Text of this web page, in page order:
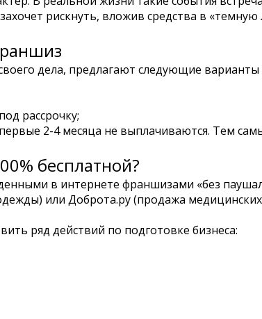
рискнуть, вложив средства в
дела, предлагают следующие
рассрочку;
2-4 месяца не выплачиваются. Тем
бесплатной?
в интернете франшизами «без
или Доброта.ру (продажа
ряд действий по подготовке бизнеса: